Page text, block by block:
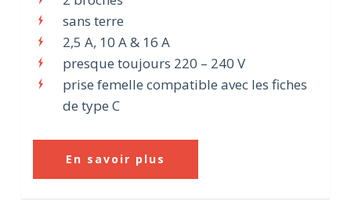
sans terre
2,5 A, 10 A & 16 A
presque toujours 220 – 240 V
prise femelle compatible avec les fiches
de type C
En savoir plus